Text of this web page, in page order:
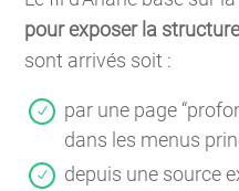
pour exposer la
sont arrivés soit :
par une page
dans les menus
depuis une source